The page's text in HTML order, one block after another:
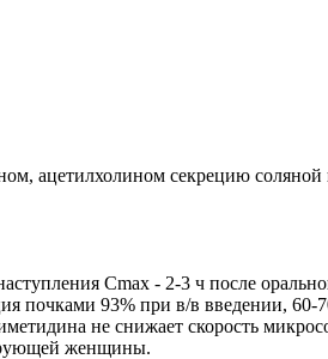
ацетилхолином секрецию
Сmax - 2-3 ч после
почками 93% при в/в введении, 60-
не снижает скорость
женщины.